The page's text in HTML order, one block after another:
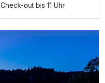
p.P. ab2.526,00 €
Check-out bis 11 Uhr